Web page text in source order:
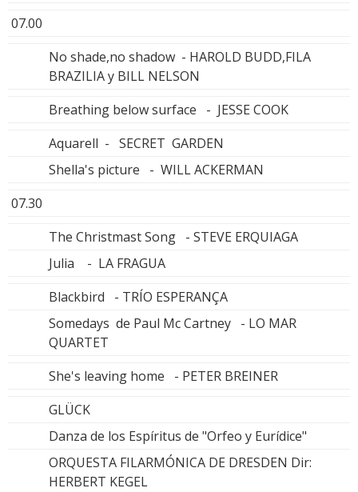
07.00
No shade,no shadow - HAROLD BUDD,FILA
BRAZILIA y BILL NELSON
Breathing below surface - JESSE COOK
Aquarell - SECRET GARDEN
Shella's picture - WILL ACKERMAN
07.30
The Christmast Song - STEVE ERQUIAGA
Julia - LA FRAGUA
Blackbird - TRÍO ESPERANÇA
Somedays de Paul Mc Cartney - LO MAR
QUARTET
She's leaving home - PETER BREINER
GLÜCK
Danza de los Espíritus de "Orfeo y Eurídice"
ORQUESTA FILARMÓNICA DE DRESDEN Dir:
HERBERT KEGEL